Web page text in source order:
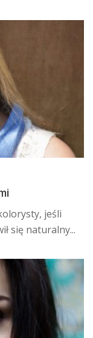
jeśli
się naturalny...